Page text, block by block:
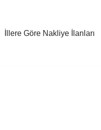
İllere Göre Nakliye İlanları